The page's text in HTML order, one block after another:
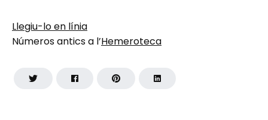
Llegiu-lo en línia
Números antics a l’Hemeroteca